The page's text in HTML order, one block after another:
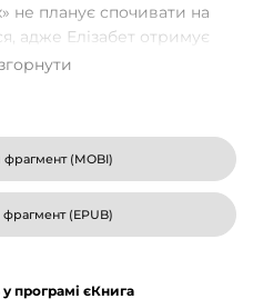
не планує спочивати на
адже Елізабет отримує
із минулого.
контррозвідка, і
картель… а ще
й вівсяні батончики. Та
двадцять мільйонів
в розслідування з
фрагмент (MOBI)
фрагмент (EPUB)
програмі єКнига